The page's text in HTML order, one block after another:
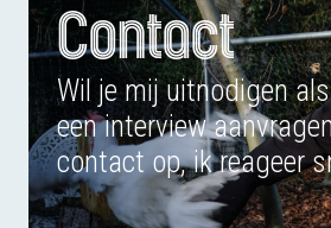
Contact
Wil je mij uitnodigen
een interview
contact op, ik reageer